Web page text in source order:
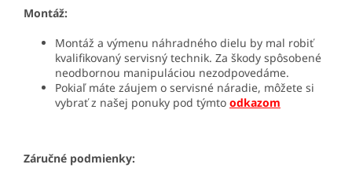
Montáž:
Montáž a výmenu náhradného dielu by mal robiť
kvalifikovaný servisný technik. Za škody spôsobené
neodbornou manipuláciou nezodpovedáme.
Pokiaľ máte záujem o servisné náradie, môžete si
vybrať z našej ponuky pod týmto odkazom
Záručné podmienky: